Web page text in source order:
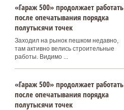
«Гараж 500» продолжает работать
после опечатывания порядка
полутысячи точек
Заходил на рынок пешком недавно,
там активно велись строительные
работы. Видимо ...
«Гараж 500» продолжает работать
после опечатывания порядка
полутысячи точек